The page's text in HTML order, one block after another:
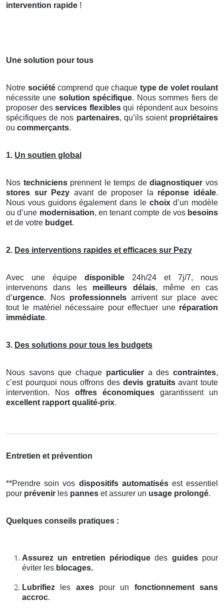
intervention rapide !
Une solution pour tous
Notre sociétécomprend que chaque type de volet roulant
nécessite une solution spécifique. Nous sommes fiers de
proposer desservices flexiblesqui répondent aux besoins
spécifiques de nos partenaires, qu’ils soient propriétaires
ou commerçants.
1. Un soutien global
Nos techniciensprennent le temps dediagnostiquer vos
stores sur Pezy avant de proposer la réponse idéale.
Nous vous guidons également dans le choixd’un modèle
ou d’une modernisation, en tenant compte de vos besoins
et de votre budget.
2. Des interventions rapides et efficaces sur Pezy
Avec une équipe disponible 24h/24 et 7j/7, nous
intervenons dans les meilleurs délais, même en cas
d’urgence. Nos professionnelsarrivent sur place avec
tout le matériel nécessaire pour effectuer une réparation
immédiate.
3. Des solutions pour tous les budgets
Nous savons que chaque particuliera descontraintes,
c’est pourquoi nous offrons des devis gratuitsavant toute
intervention. Nos offres économiques garantissent un
excellent rapport qualité-prix.
Entretien et prévention
**Prendre soin vos dispositifs automatisésest essentiel
pour prévenir les pannes et assurer un usage prolongé.
Quelques conseils pratiques :
Assurez un entretien périodique des guidespour
éviter les blocages.
Lubrifiez les axespour un fonctionnement sans
accroc.